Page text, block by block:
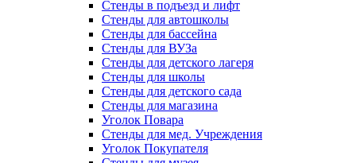
Стенды в подъезд и лифт
Стенды для автошколы
Стенды для бассейна
Стенды для ВУЗа
Стенды для детского лагеря
Стенды для школы
Стенды для детского сада
Стенды для магазина
Уголок Повара
Стенды для мед. Учреждения
Уголок Покупателя